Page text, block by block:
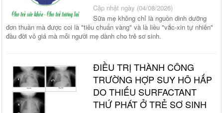
Cập nhật ngày (04/08/2026)
Sữa mẹ không chỉ là nguồn dinh dưỡng
đơn thuần mà được coi là "tiêu chuẩn vàng" và là liều "vắc-xin tự nhiên"
đầu đời vô giá mà mỗi người mẹ dành cho trẻ sơ sinh.
ĐIỀU TRỊ THÀNH CÔNG
TRƯỜNG HỢP SUY HÔ HẤP
DO THIẾU SURFACTANT
THỨ PHÁT Ở TRẺ SƠ SINH